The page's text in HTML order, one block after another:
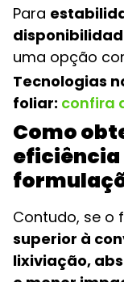
Para
uma opção
Tecnologias
foliar: confira
Como
eficiência
Contudo, se o
superior à
lixiviação,